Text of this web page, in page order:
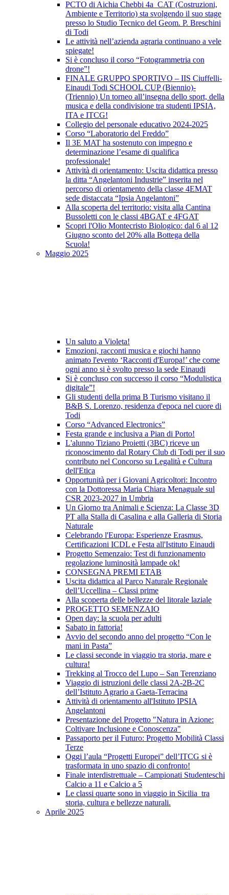
PCTO di Aichia Chebbi 4a_CAT (Costruzioni,
Ambiente e Territorio) sta svolgendo il suo stage
presso lo Studio Tecnico del Geom. P. Breschini
di Todi
Le attività nell’azienda agraria continuano a vele
spiegate!
Si è concluso il corso “Fotogrammetria con
drone”!
FINALE GRUPPO SPORTIVO – IIS Ciuffelli-
Einaudi Todi SCHOOL CUP (Biennio)-
(Triennio) Un torneo all’insegna dello sport, della
musica e della condivisione tra studenti IPSIA,
ITA e ITCG!
Collegio del personale educativo 2024-2025
Corso “Laboratorio del Freddo”
Il 3E MAT ha sostenuto con impegno e
determinazione l’esame di qualifica
professionale!
Attività di orientamento: Uscita didattica presso
la ditta “Angelantoni Industrie” inserita nel
percorso di orientamento della classe 4EMAT
sede distaccata “Ipsia Angelantoni”
Alla scoperta del territorio: visita alla Cantina
Bussoletti con le classi 4BGAT e 4FGAT
Scopri l'Olio Montecristo Biologico: dal 6 al 12
Giugno sconto del 20% alla Bottega della
Scuola!
Maggio 2025
Un saluto a Violeta!
Emozioni, racconti musica e giochi hanno
animato l'evento ‘Racconti d'Europa!’ che come
ogni anno si è svolto presso la sede Einaudi
Si è concluso con successo il corso “Modulistica
digitale”!
Gli studenti della prima B Turismo visitano il
B&B S. Lorenzo, residenza d'epoca nel cuore di
Todi
Corso “Advanced Electronics”
Festa grande e inclusiva a Pian di Porto!
L'alunno Tiziano Proietti (3BC) riceve un
riconoscimento dal Rotary Club di Todi per il suo
contributo nel Concorso su Legalità e Cultura
dell'Etica
Opportunità per i Giovani Agricoltori: Incontro
con la Dottoressa Maria Chiara Menaguale sul
CSR 2023-2027 in Umbria
Un Giorno tra Animali e Scienza: La Classe 3D
PT alla Stalla di Casalina e alla Galleria di Storia
Naturale
Celebrando l'Europa: Esperienze Erasmus,
Certificazioni ICDL e Festa all'Istituto Einaudi
Progetto Semenzaio: Test di funzionamento
regolazione luminosità lampade ok!
CONSEGNA PREMI ETAB
Uscita didattica al Parco Naturale Regionale
dell’Uccellina – Classi prime
Alla scoperta delle bellezze del litorale laziale
PROGETTO SEMENZAIO
Open day: la scuola per adulti
Sabato in fattoria!
Avvio del secondo anno del progetto “Con le
mani in Pasta”
Le classi seconde in viaggio tra storia, mare e
cultura!
Trekking al Trocco del Lupo – San Terenziano
Viaggio di istruzioni delle classi 2A-2B-2C
dell’Istituto Agrario a Gaeta-Terracina
Attività di orientamento all'Istituto IPSIA
Angelantoni
Presentazione del Progetto "Natura in Azione:
Coltivare Inclusione e Conoscenza"
Passaporto per il Futuro: Progetto Mobilità Classi
Terze
Oggi l’aula “Progetti Europei” dell’ITCG si è
trasformata in uno spazio di confronto!
Finale interdistrettuale – Campionati Studenteschi
Calcio a 11 e Calcio a 5
Le classi quarte sono in viaggio in Sicilia tra
storia, cultura e bellezze naturali.
Aprile 2025